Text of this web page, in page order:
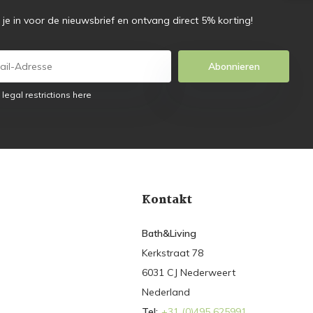
je in voor de nieuwsbrief en ontvang direct 5% korting!
Abonnieren
legal restrictions here
Kontakt
Bath&Living
Kerkstraat 78
6031 CJ Nederweert
Nederland